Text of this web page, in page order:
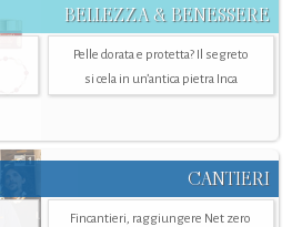
BELLEZZA & BENESSERE
Pelle dorata e protetta? Il segreto
si cela in un’antica pietra Inca
CANTIERI
Fincantieri, raggiungere Net zero